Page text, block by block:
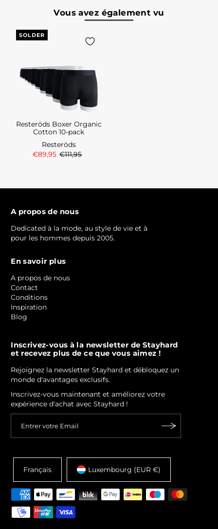
Vous avez également vu
SOLDER
Resteröds Boxer Organic
Cotton 10-pack
Resteröds
€89,95 €111,95
A propos de nous
Dedicated à la mode, au style de vie et à
pour les hommes depuis 2005.
En savoir plus
A propos de nous
Contact
Conditions
Inspiration
Blog
Inscrivez-vous à la newsletter de Stayhard
et recevez plus de ce que vous aimez !
Rejoignez la newsletter Stayhard et débloquez un
monde d'avantages exclusifs.
Inscrivez-vous maintenant et améliorez votre
expérience d'achat avec Stayhard !
Français Luxembourg (EUR €)